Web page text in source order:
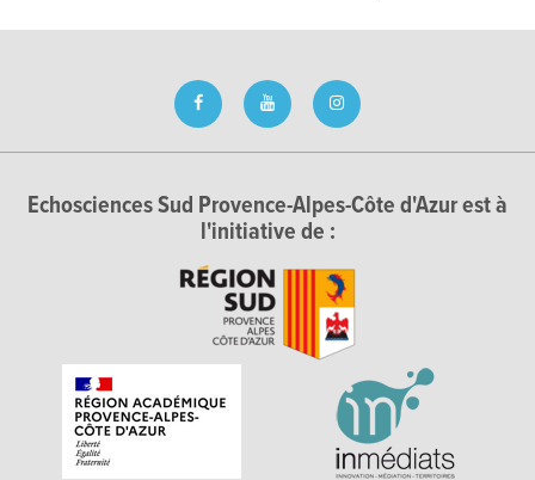
Echosciences Sud Provence-Alpes-Côte d'Azur est à
l'initiative de :